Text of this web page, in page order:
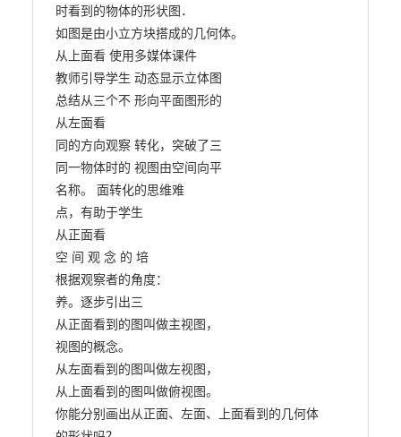
时看到的物体的形状图．
如图是由小立方块搭成的几何体。
从上面看 使用多媒体课件
教师引导学生 动态显示立体图
总结从三个不 形向平面图形的
从左面看
同的方向观察 转化，突破了三
同一物体时的 视图由空间向平
名称。 面转化的思维难
点，有助于学生
从正面看
空 间 观 念 的 培
根据观察者的角度：
养。逐步引出三
从正面看到的图叫做主视图，
视图的概念。
从左面看到的图叫做左视图，
从上面看到的图叫做俯视图。
你能分别画出从正面、左面、上面看到的几何体